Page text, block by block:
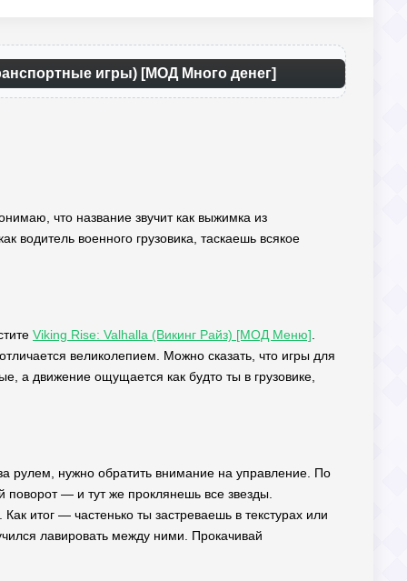
игры) [МОД Много денег]
что название звучит как выжимка из
водитель военного грузовика, таскаешь всякое
Viking Rise: Valhalla (Викинг Райз) [МОД Меню]
великолепием. Можно сказать, что игры для
а движение ощущается как будто ты в грузовике,
рулем, нужно обратить внимание на управление. По
поворот — и тут же проклянешь все звезды.
итог — частенько ты застреваешь в текстурах или
лавировать между ними. Прокачивай